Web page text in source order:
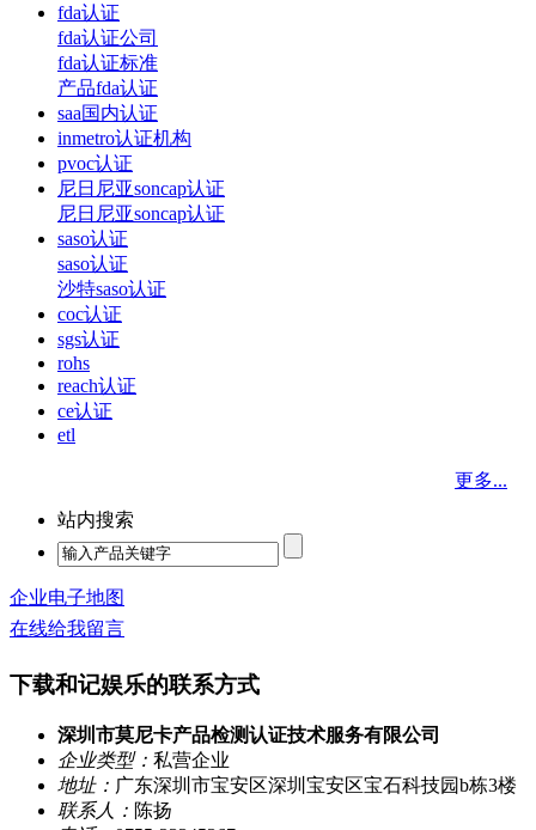
fda认证
fda认证公司
fda认证标准
产品fda认证
saa国内认证
inmetro认证机构
pvoc认证
尼日尼亚soncap认证
尼日尼亚soncap认证
saso认证
saso认证
沙特saso认证
coc认证
sgs认证
rohs
reach认证
ce认证
etl
更多...
站内搜索
企业电子地图
在线给我留言
下载和记娱乐的联系方式
深圳市莫尼卡产品检测认证技术服务有限公司
企业类型： 私营企业
地址： 广东深圳市宝安区深圳宝安区宝石科技园b栋3楼
联系人： 陈扬